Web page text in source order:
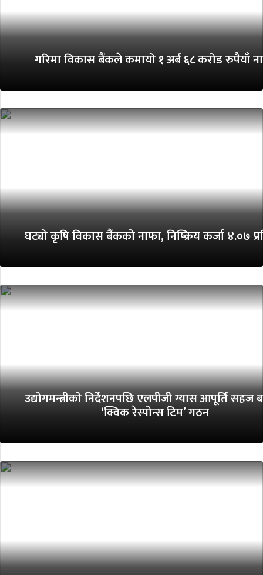
गरिमा विकास बैंकले कमायो १ अर्ब ६८ करोड रुपैयाँ
घट्यो कृषि विकास बैंकको नाफा, निष्क्रिय कर्जा ४.०७
उद्योगमन्त्रीको निर्देशनपछि एलपीजी ग्यास आपूर्ति सहज
‘क्विक रेस्पोन्स टिम’ गठन